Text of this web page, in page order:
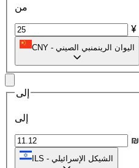
من
¥
CNY - اليوان الرينمنبي الصيني
إلى
إلى
₪
ILS - الشيكل الإسرائيلي